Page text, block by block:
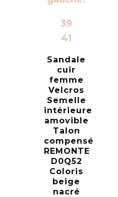
39
41
Sandale
cuir
femme
Velcros
Semelle
intérieure
amovible
Talon
compensé
REMONTE
D0Q52
Coloris
beige
nacré